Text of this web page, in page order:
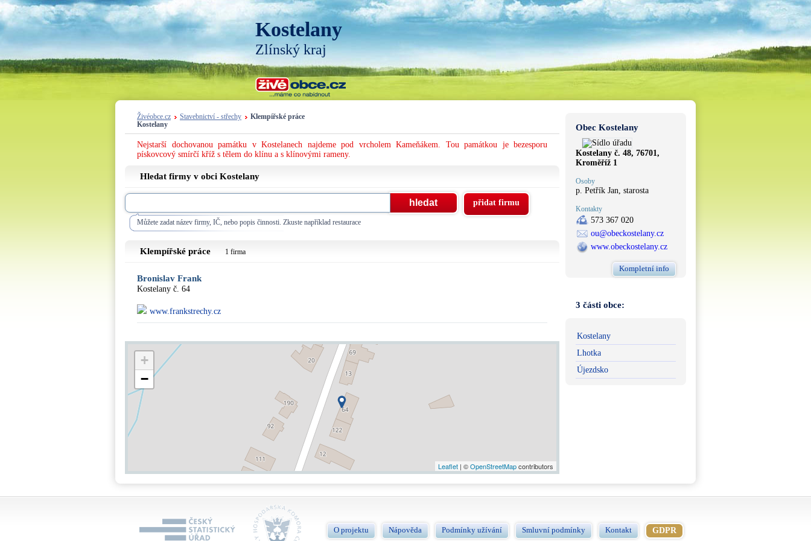
Kostelany
Zlínský kraj
Živéobce.cz Stavebnictví - střechy
Klempířské práce
Kostelany
Nejstarší dochovanou památku v Kostelanech najdeme pod vrcholem Kameňákem. Tou památkou je bezesporu
pískovcový smírčí kříž s tělem do klínu a s klínovými rameny.
Hledat firmy v obci Kostelany
Můžete zadat název firmy, IČ, nebo popis činnosti. Zkuste například restaurace
přidat firmu
Klempířské práce 1 firma
Bronislav Frank
Kostelany č. 64
www.frankstrechy.cz
+
−
Leaflet | ©OpenStreetMapcontributors
Obec Kostelany
Kostelany č. 48, 76701,
Kroměříž 1
Osoby
p. Petřík Jan, starosta
Kontakty
573 367 020
ou@obeckostelany.cz
www.obeckostelany.cz
Kompletní info
3 části obce:
Kostelany
Lhotka
Újezdsko
O projektu Nápověda Podmínky užívání Smluvní podmínky Kontakt GDPR